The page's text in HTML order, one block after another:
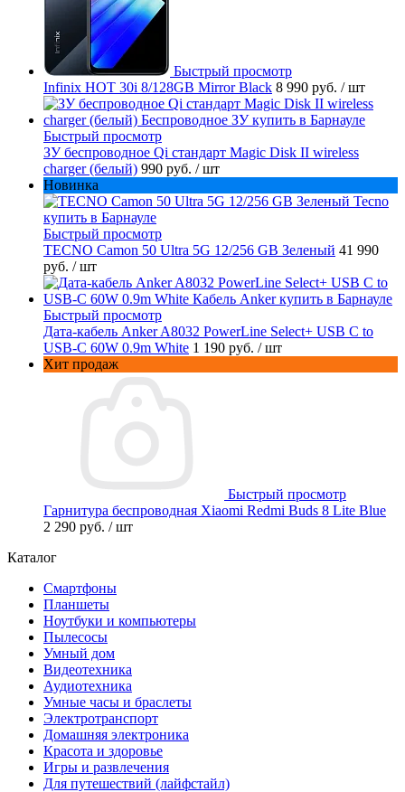
Быстрый просмотр
Infinix HOT 30i 8/128GB Mirror Black 8 990 руб. / шт
Быстрый просмотр
ЗУ беспроводное Qi стандарт Magic Disk II wireless
charger (белый) 990 руб. / шт
Новинка
Быстрый просмотр
TECNO Camon 50 Ultra 5G 12/256 GB Зеленый 41 990
руб. / шт
Быстрый просмотр
Дата-кабель Anker A8032 PowerLine Select+ USB C to
USB-C 60W 0.9m White 1 190 руб. / шт
Хит продаж
Быстрый просмотр
Гарнитура беспроводная Xiaomi Redmi Buds 8 Lite Blue
2 290 руб. / шт
Каталог
Смартфоны
Планшеты
Ноутбуки и компьютеры
Пылесосы
Умный дом
Видеотехника
Аудиотехника
Умные часы и браслеты
Электротранспорт
Домашняя электроника
Красота и здоровье
Игры и развлечения
Для путешествий (лайфстайл)